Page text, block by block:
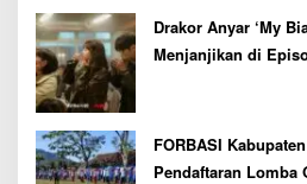
Drakor Anyar ‘My
Menjanjikan di
FORBASI
Pendaftaran Lomba